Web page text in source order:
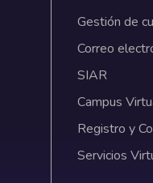
Gestión de
Correo
SIAR
Campus
Registro y
Servicios